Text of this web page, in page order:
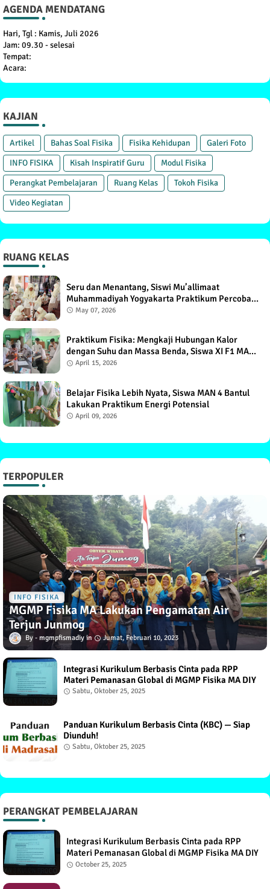
AGENDA MENDATANG
Hari, Tgl : Kamis, Juli 2026
Jam: 09.30 - selesai
Tempat:
Acara:
KAJIAN
Artikel Bahas Soal Fisika Fisika Kehidupan
Galeri Foto
INFO FISIKA
Kisah Inspiratif Guru
Modul Fisika
Perangkat Pembelajaran
Ruang Kelas
Tokoh Fisika
Video Kegiatan
RUANG KELAS
Seru dan Menantang, Siswi Mu’allimaat
Muhammadiyah Yogyakarta Praktikum Percobaan
Torricelli
May 07, 2026
Praktikum Fisika: Mengkaji Hubungan Kalor
dengan Suhu dan Massa Benda, Siswa XI F1 MAN
4 Bantul Antusias
April 15, 2026
Belajar Fisika Lebih Nyata, Siswa MAN 4 Bantul
Lakukan Praktikum Energi Potensial
April 09, 2026
TERPOPULER
INFO FISIKA
MGMP Fisika MA Lakukan Pengamatan Air
Terjun Junmog
mgmpfismadiy Jumat, Februari 10, 2023
Integrasi Kurikulum Berbasis Cinta pada RPP
Materi Pemanasan Global di MGMP Fisika MA DIY
Sabtu, Oktober 25, 2025
Panduan Kurikulum Berbasis Cinta (KBC) — Siap
Diunduh!
Sabtu, Oktober 25, 2025
PERANGKAT PEMBELAJARAN
Integrasi Kurikulum Berbasis Cinta pada RPP
Materi Pemanasan Global di MGMP Fisika MA DIY
October 25, 2025